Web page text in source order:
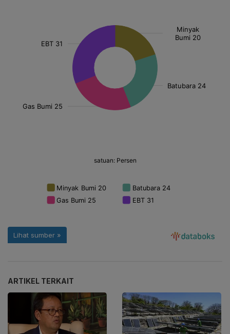
ARTIKEL TERKAIT